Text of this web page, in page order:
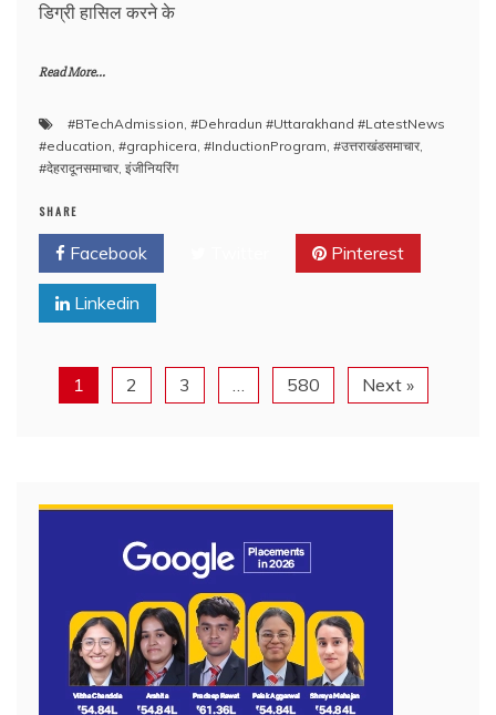
डिग्री हासिल करने के
Read More...
#BTechAdmission, #Dehradun #Uttarakhand #LatestNews
#education, #graphicera, #InductionProgram, #उत्तराखंडसमाचार,
#देहरादूनसमाचार, इंजीनियरिंग
SHARE
Facebook Pinterest
Linkedin
1 2 3 … 580 Next »